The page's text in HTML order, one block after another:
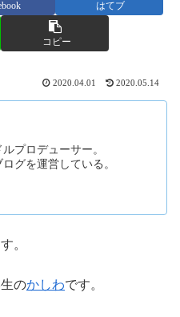
はてブ
コピー
2020.04.01 2020.05.14
プロデューサー。
グを運営している。
。
のかしわです。